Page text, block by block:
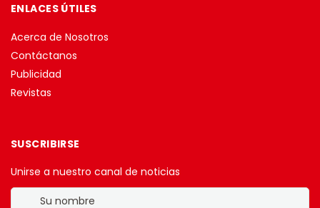
ENLACES ÚTILES
Acerca de Nosotros
Contáctanos
Publicidad
Revistas
SUSCRIBIRSE
Unirse a nuestro canal de noticias